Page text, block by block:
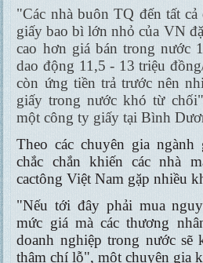
"Các nhà buôn TQ đến tất cả
giấy bao bì lớn nhỏ của VN
cao hơn giá bán trong nước
dao động 11,5 - 13 triệu
còn ứng tiền trả trước nên
giấy trong nước khó từ
một công ty giấy tại Bình
Theo các chuyên gia
chắc chắn khiến các nhà
cactông Việt Nam gặp nhiều
"Nếu tới đây phải mua
mức giá mà các thương
doanh nghiệp trong nước sẽ
thậm chí lỗ", một chuyên gia